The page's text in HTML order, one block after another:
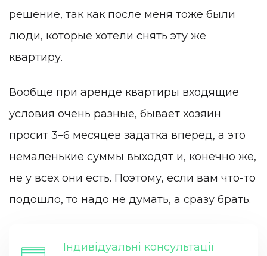
решение, так как после меня тоже были
люди, которые хотели снять эту же
квартиру.
Вообще при аренде квартиры входящие
условия очень разные, бывает хозяин
просит 3–6 месяцев задатка вперед, а это
немаленькие суммы выходят и, конечно же,
не у всех они есть. Поэтому, если вам что-то
подошло, то надо не думать, а сразу брать.
Індивідуальні консультації